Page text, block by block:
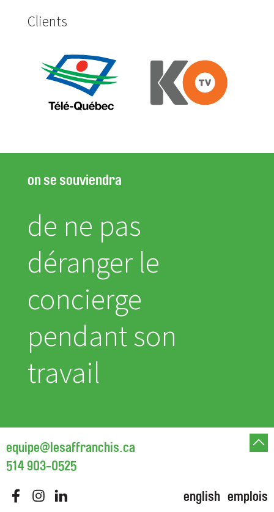
Clients
on se souviendra
de ne pas
déranger le
concierge
pendant son
travail
equipe@lesaffranchis.ca
514 903-0525
english emplois